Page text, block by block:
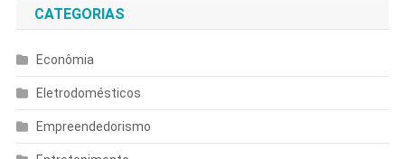
CATEGORIAS
Econômia
Eletrodomésticos
Empreendedorismo